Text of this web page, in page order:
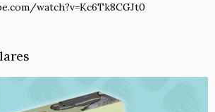
watch?v=Kc6Tk8CGJt0